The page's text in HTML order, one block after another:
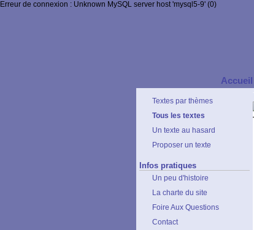
Erreur de connexion : Unknown MySQL server host 'mysql5-9' (0)
Accueil
Textes par thèmes
Tous les textes
Un texte au hasard
Proposer un texte
Infos pratiques
Un peu d'histoire
La charte du site
Foire Aux Questions
Contact